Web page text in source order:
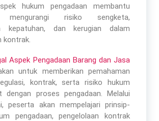
hukum pengadaan membantu
mengurangi risiko sengketa,
kepatuhan, dan kerugian dalam
kontrak.
Aspek Pengadaan Barang dan Jasa
untuk memberikan pemahaman
kontrak, serta risiko hukum
dengan proses pengadaan. Melalui
peserta akan mempelajari prinsip-
pengadaan, pengelolaan kontrak